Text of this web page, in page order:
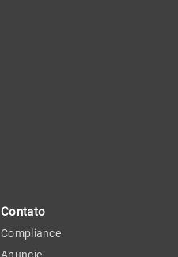
Contato
Compliance
Anuncie